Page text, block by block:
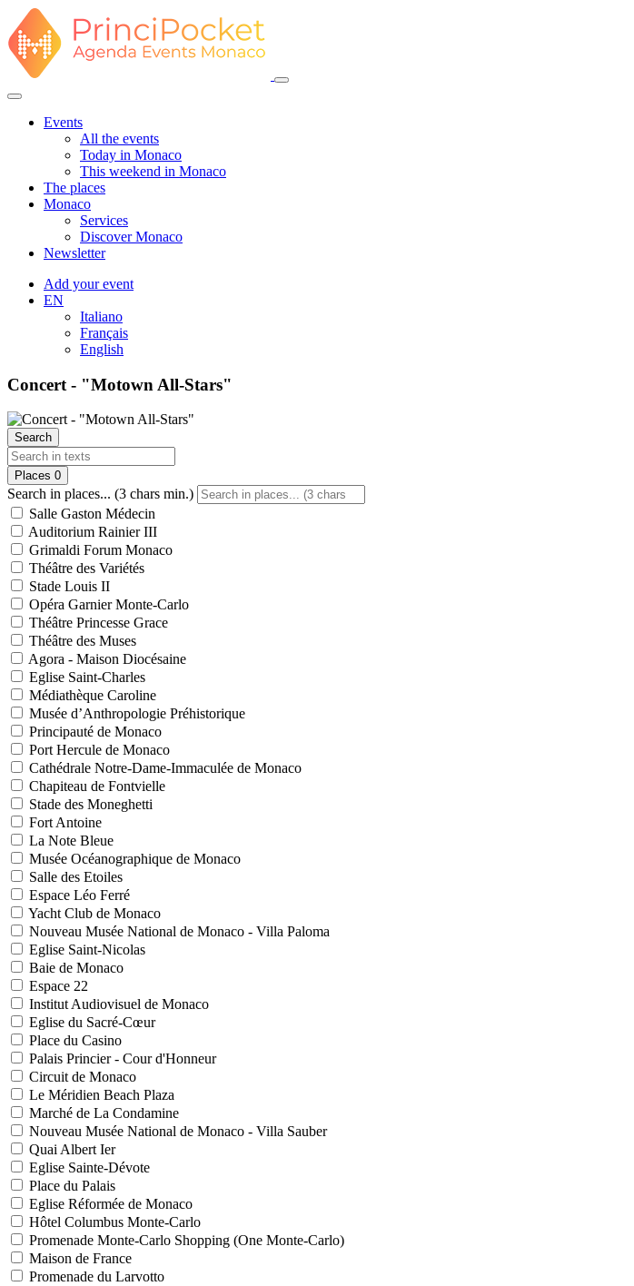
Events
All the events
Today in Monaco
This weekend in Monaco
The places
Monaco
Services
Discover Monaco
Newsletter
Add your event
EN
Italiano
Français
English
Concert - "Motown All-Stars"
Search
Places 0
Search in places... (3 chars min.)
Salle Gaston Médecin
Auditorium Rainier III
Grimaldi Forum Monaco
Théâtre des Variétés
Stade Louis II
Opéra Garnier Monte-Carlo
Théâtre Princesse Grace
Théâtre des Muses
Agora - Maison Diocésaine
Eglise Saint-Charles
Médiathèque Caroline
Musée d’Anthropologie Préhistorique
Principauté de Monaco
Port Hercule de Monaco
Cathédrale Notre-Dame-Immaculée de Monaco
Chapiteau de Fontvielle
Stade des Moneghetti
Fort Antoine
La Note Bleue
Musée Océanographique de Monaco
Salle des Etoiles
Espace Léo Ferré
Yacht Club de Monaco
Nouveau Musée National de Monaco - Villa Paloma
Eglise Saint-Nicolas
Baie de Monaco
Espace 22
Institut Audiovisuel de Monaco
Eglise du Sacré-Cœur
Place du Casino
Palais Princier - Cour d'Honneur
Circuit de Monaco
Le Méridien Beach Plaza
Marché de La Condamine
Nouveau Musée National de Monaco - Villa Sauber
Quai Albert Ier
Eglise Sainte-Dévote
Place du Palais
Eglise Réformée de Monaco
Hôtel Columbus Monte-Carlo
Promenade Monte-Carlo Shopping (One Monte-Carlo)
Maison de France
Promenade du Larvotto